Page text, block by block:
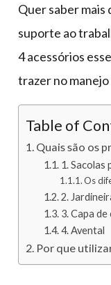
Quer saber mais
suporte ao
4 acessórios
trazer no
Table of
Quais são os
1. Sacolas
Os
2.
3. Capa
4. Avental
Por que